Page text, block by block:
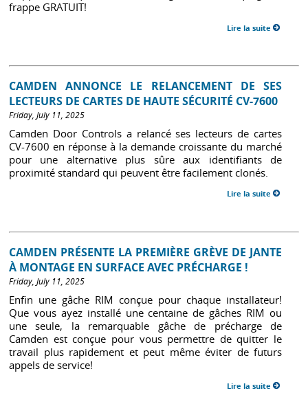
frappe GRATUIT!
Lire la suite
CAMDEN ANNONCE LE RELANCEMENT DE SES
LECTEURS DE CARTES DE HAUTE SÉCURITÉ CV-7600
Friday, July 11, 2025
Camden Door Controls a relancé ses lecteurs de cartes
CV-7600 en réponse à la demande croissante du marché
pour une alternative plus sûre aux identifiants de
proximité standard qui peuvent être facilement clonés.
Lire la suite
CAMDEN PRÉSENTE LA PREMIÈRE GRÈVE DE JANTE
À MONTAGE EN SURFACE AVEC PRÉCHARGE !
Friday, July 11, 2025
Enfin une gâche RIM conçue pour chaque installateur!
Que vous ayez installé une centaine de gâches RIM ou
une seule, la remarquable gâche de précharge de
Camden est conçue pour vous permettre de quitter le
travail plus rapidement et peut même éviter de futurs
appels de service!
Lire la suite